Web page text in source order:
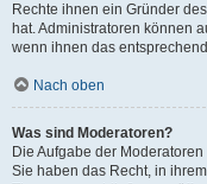
Rechte ihnen ein Gründer
hat. Administratoren können
wenn ihnen das
Nach oben
Was sind Moderatoren?
Die Aufgabe der
Sie haben das Recht, in